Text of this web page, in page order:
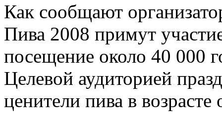
Как сообщают
Пива 2008 примут
посещение около 40 000
Целевой аудиторией
ценители пива в возрасте